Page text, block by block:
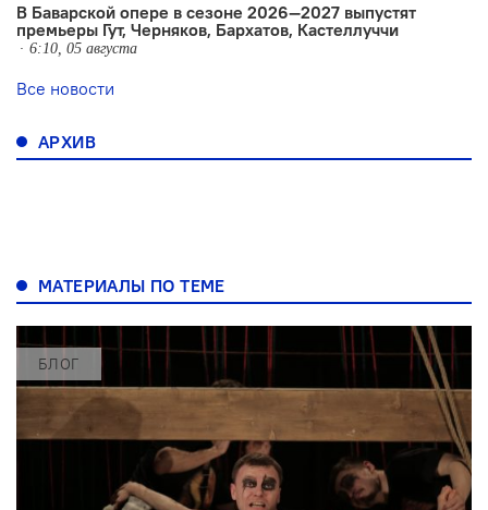
В Баварской опере в сезоне 2026—2027 выпустят
премьеры Гут, Черняков, Бархатов, Кастеллуччи
6:10, 05 августа
Все новости
АРХИВ
МАТЕРИАЛЫ ПО ТЕМЕ
БЛОГ